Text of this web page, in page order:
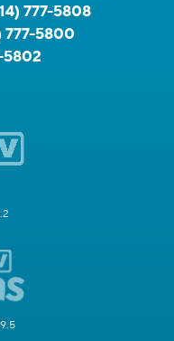
777-5808
777-5800
5802